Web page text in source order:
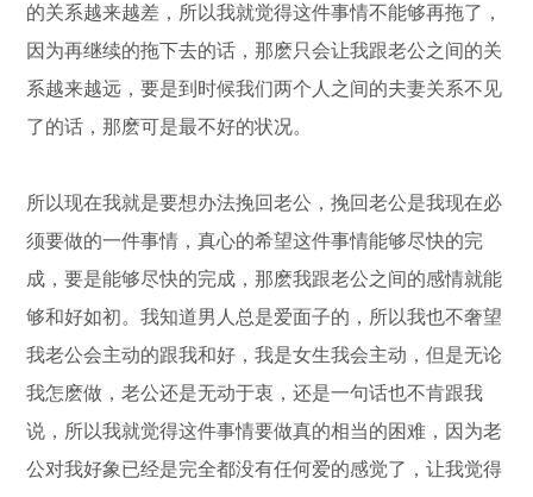
的关系越来越差，所以我就觉得这件事情不能够再拖了，
因为再继续的拖下去的话，那麽只会让我跟老公之间的关
系越来越远，要是到时候我们两个人之间的夫妻关系不见
了的话，那麽可是最不好的状况。
所以现在我就是要想办法挽回老公，挽回老公是我现在必
须要做的一件事情，真心的希望这件事情能够尽快的完
成，要是能够尽快的完成，那麽我跟老公之间的感情就能
够和好如初。我知道男人总是爱面子的，所以我也不奢望
我老公会主动的跟我和好，我是女生我会主动，但是无论
我怎麽做，老公还是无动于衷，还是一句话也不肯跟我
说，所以我就觉得这件事情要做真的相当的困难，因为老
公对我好象已经是完全都没有任何爱的感觉了，让我觉得